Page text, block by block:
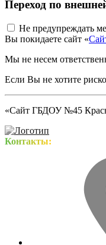
Переход по
Не предупреждать
Вы покидаете сайт «
Мы не несем
Если Вы не хотите
«Сайт ГБДОУ №45
Контакты: